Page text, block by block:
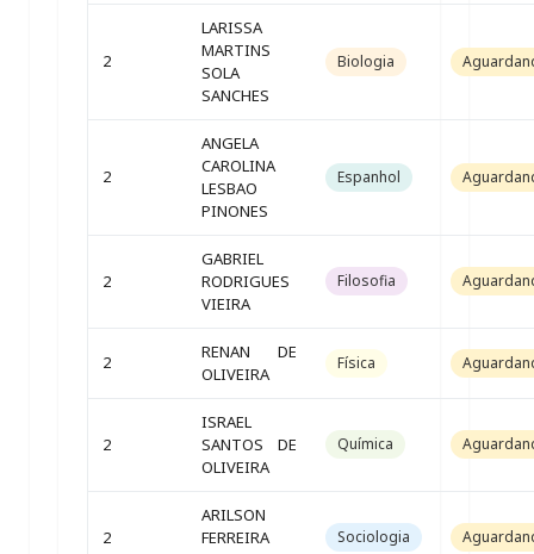
2
LARISSA
MARTINS
SOLA
SANCHES
Biologia
2
ANGELA
CAROLINA
LESBAO
PINONES
Espanhol
2
GABRIEL
RODRIGUES
VIEIRA
Filosofia
2
RENAN DE
OLIVEIRA
Física
2
ISRAEL
SANTOS DE
OLIVEIRA
Química
2
ARILSON
FERREIRA
Sociologia